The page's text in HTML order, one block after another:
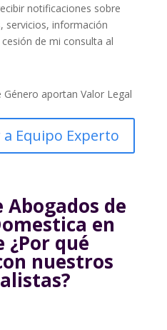
notificaciones sobre
servicios, información
de mi consulta al
aportan Valor Legal
Abogados de
en
¿Por qué
nuestros